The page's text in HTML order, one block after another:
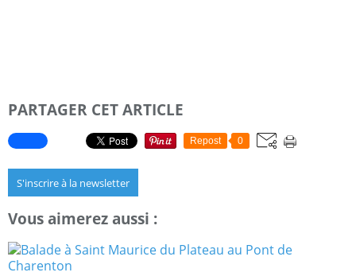
PARTAGER CET ARTICLE
Repost 0
S'inscrire à la newsletter
Vous aimerez aussi :